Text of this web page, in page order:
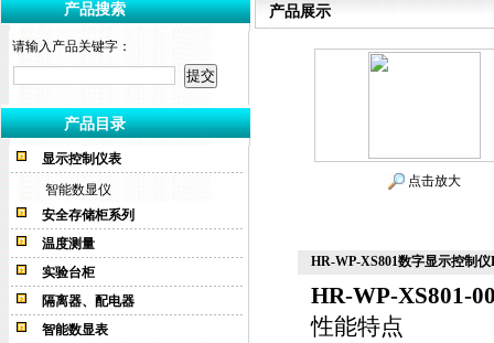
产品搜索
请输入产品关键字：
产品目录
显示控制仪表
智能数显仪
安全存储柜系列
温度测量
实验台柜
隔离器、配电器
智能数显表
产品展示
点击放大
HR-WP-XS801数字显示控制
HR-WP-XS801-
性能特点